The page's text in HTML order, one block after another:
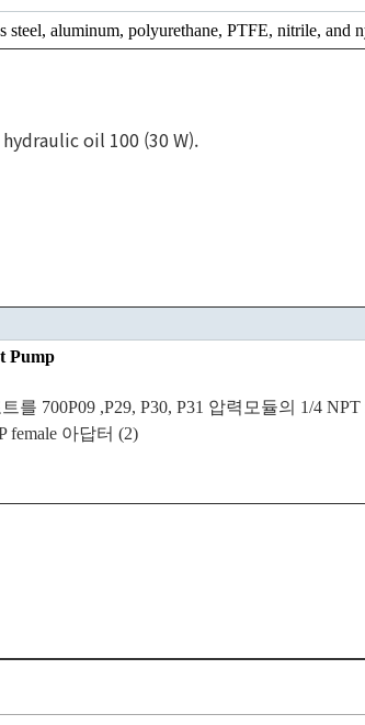
steel, aluminum, polyurethane, PTFE, nitrile, and
oil 100 (30 W).
Pump
를 700P09 ,P29, P30, P31 압력모듈의 1/4 NPT
female 아답터 (2)